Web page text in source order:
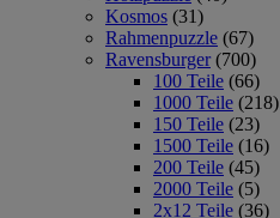
Kosmos (31)
Rahmenpuzzle (67)
Ravensburger (700)
100 Teile (66)
1000 Teile (218)
150 Teile (23)
1500 Teile (16)
200 Teile (45)
2000 Teile (5)
2x12 Teile (36)